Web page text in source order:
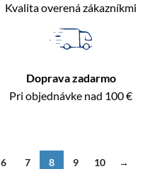
Kvalita overená zákazníkmi
Doprava zadarmo
Pri objednávke nad 100 €
6 7 8 9 10 →